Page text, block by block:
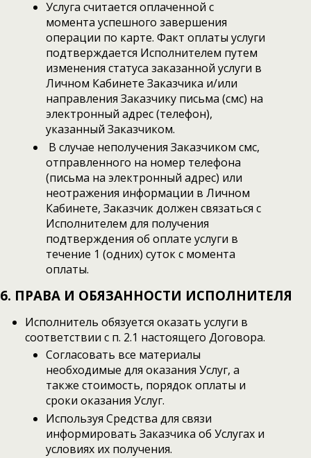
Услуга считается оплаченной с
момента успешного завершения
операции по карте. Факт оплаты услуги
подтверждается Исполнителем путем
изменения статуса заказанной услуги в
Личном Кабинете Заказчика и/или
направления Заказчику письма (смс) на
электронный адрес (телефон),
указанный Заказчиком.
В случае неполучения Заказчиком смс,
отправленного на номер телефона
(письма на электронный адрес) или
неотражения информации в Личном
Кабинете, Заказчик должен связаться с
Исполнителем для получения
подтверждения об оплате услуги в
течение 1 (одних) суток с момента
оплаты.
6. ПРАВА И ОБЯЗАННОСТИ ИСПОЛНИТЕЛЯ
Исполнитель обязуется оказать услуги в
соответствии с п. 2.1 настоящего Договора.
Согласовать все материалы
необходимые для оказания Услуг, а
также стоимость, порядок оплаты и
сроки оказания Услуг.
Используя Средства для связи
информировать Заказчика об Услугах и
условиях их получения.